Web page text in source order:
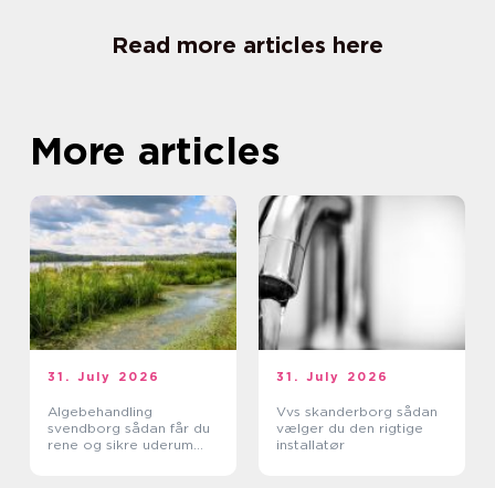
Read more articles here
More articles
31. July 2026
Algebehandling
svendborg sådan får du
rene og sikre uderum
31. July 2026
Vvs skanderborg sådan
vælger du den rigtige
installatør